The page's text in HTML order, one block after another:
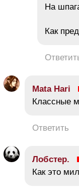
На
Как
Mata Hari
Классные
Ответить
Лобстер.
Как это